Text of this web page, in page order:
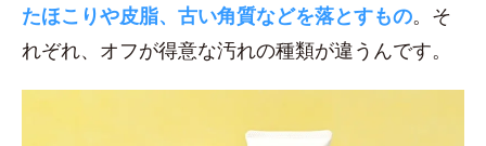
たほこりや皮脂、古い角質などを落とすもの。そ
れぞれ、オフが得意な汚れの種類が違うんです。